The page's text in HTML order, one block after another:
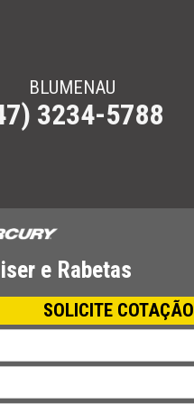
BLUMENAU
3234-5788
e Rabetas
SOLICITE COTAÇÃO